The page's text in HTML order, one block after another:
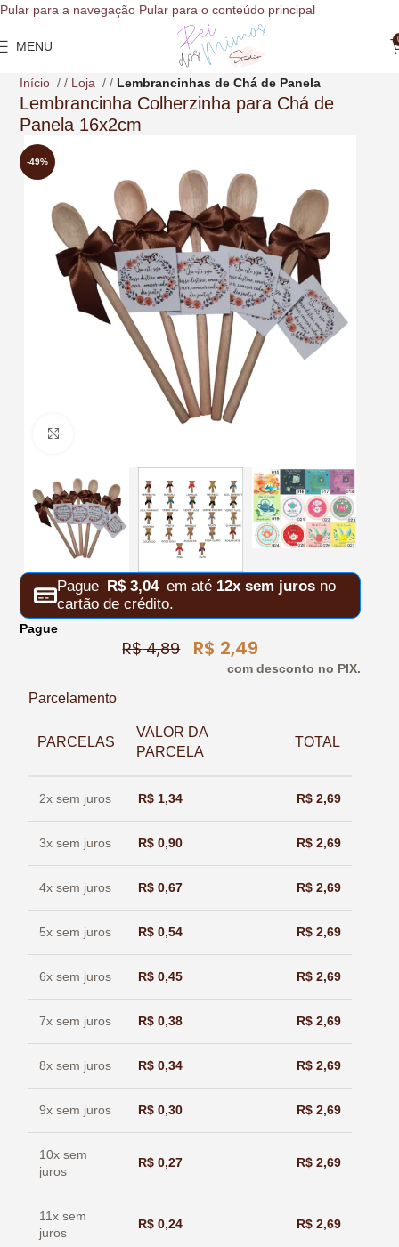
conteúdo
Pular para a navegação Pular para o conteúdo principal
MENU
Início / Loja / Lembrancinhas de Chá de Panela
Lembrancinha Colherzinha para Chá de
Panela 16x2cm
-49%
Pague R$3,04 em até 12x sem juros no
cartão de crédito.
Pague
R$4,89 R$ 2,49
com desconto no PIX.
Parcelamento
PARCELAS
VALOR DA
PARCELA
TOTAL
2x sem juros R$ 1,34 R$ 2,69
3x sem juros R$ 0,90 R$ 2,69
4x sem juros R$ 0,67 R$ 2,69
5x sem juros R$ 0,54 R$ 2,69
6x sem juros R$ 0,45 R$ 2,69
7x sem juros R$ 0,38 R$ 2,69
8x sem juros R$ 0,34 R$ 2,69
9x sem juros R$ 0,30 R$ 2,69
10x sem
juros
R$ 0,27 R$ 2,69
11x sem
juros
R$ 0,24 R$ 2,69